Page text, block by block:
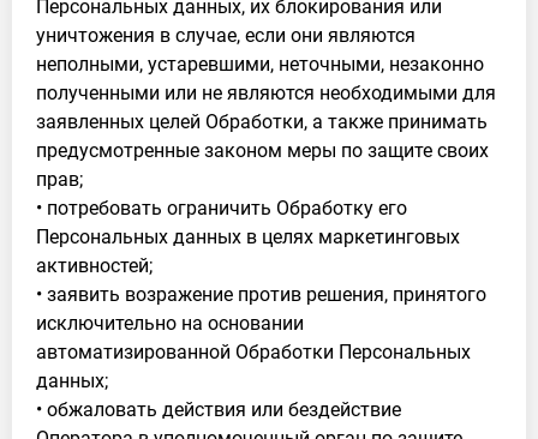
Персональных данных, их блокирования или
уничтожения в случае, если они являются
неполными, устаревшими, неточными, незаконно
полученными или не являются необходимыми для
заявленных целей Обработки, а также принимать
предусмотренные законом меры по защите своих
прав;
• потребовать ограничить Обработку его
Персональных данных в целях маркетинговых
активностей;
• заявить возражение против решения, принятого
исключительно на основании
автоматизированной Обработки Персональных
данных;
• обжаловать действия или бездействие